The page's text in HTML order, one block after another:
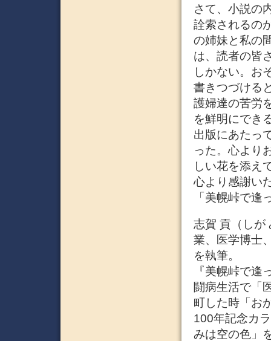
さて、小説の
詮索されるの
の姉妹と私の
は、読者の皆
しかない。お
書きつづける
護婦達の苦労
を鮮明にでき
出版にあたっ
った。心より
しい花を添え
心より感謝
「美幌峠で逢
志賀 貢（しが
業、医学博士
を執筆。
『美幌峠で
闘病生活で「
町した時「お
100年記念カ
みは空の色」